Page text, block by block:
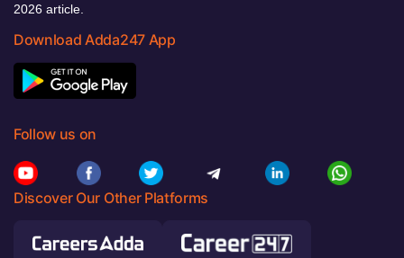
2026 article.
Download Adda247 App
Follow us on
Discover Our Other Platforms